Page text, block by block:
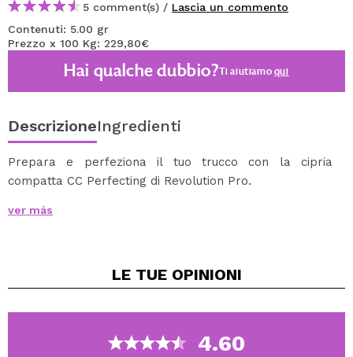
5 comment(s) / Lascia un commento
Contenuti: 5.00 gr
Prezzo x 100 Kg: 229,80€
Hai qualche dubbio?Ti aiutiamoqui
DescrizioneIngredienti
Prepara e perfeziona il tuo trucco con la cipria
compatta CC Perfecting di Revolution Pro.
è arricchita con acido ialuronico idratante e
pelle per una coprenza leggera mentre fissa il trucco.
Cruelty Free. Vegan.
ver más
LE TUE OPINIONI
4.60